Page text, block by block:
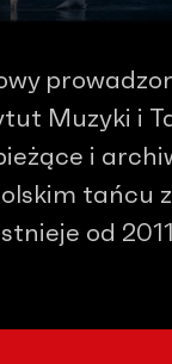
Muzyki i
i
tańcu
od